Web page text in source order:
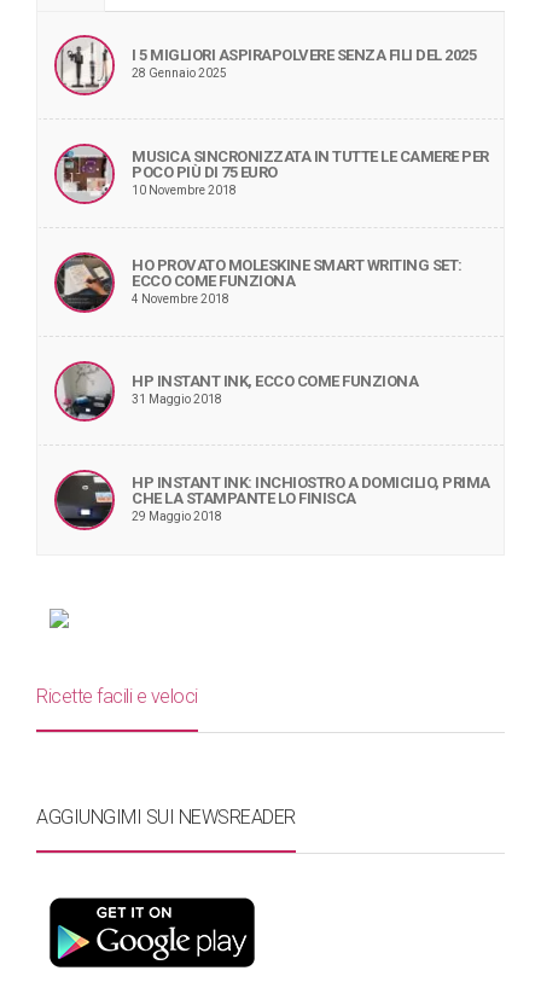
I 5 MIGLIORI ASPIRAPOLVERE SENZA FILI DEL 2025
28 Gennaio 2025
MUSICA SINCRONIZZATA IN TUTTE LE CAMERE PER
POCO PIÙ DI 75 EURO
10 Novembre 2018
HO PROVATO MOLESKINE SMART WRITING SET:
ECCO COME FUNZIONA
4 Novembre 2018
HP INSTANT INK, ECCO COME FUNZIONA
31 Maggio 2018
HP INSTANT INK: INCHIOSTRO A DOMICILIO, PRIMA
CHE LA STAMPANTE LO FINISCA
29 Maggio 2018
Ricette facili e veloci
AGGIUNGIMI SUI NEWSREADER